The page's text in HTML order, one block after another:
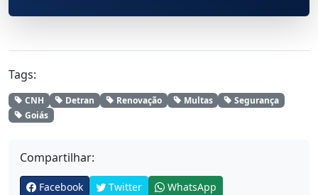
Tags:
CNH Detran Renovação Multas
Segurança
Goiás
Compartilhar:
Facebook Twitter WhatsApp